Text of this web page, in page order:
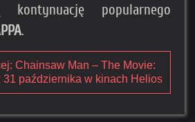
kontynuację popularnego
.
Chainsaw Man – The Movie:
31 października w kinach Helios